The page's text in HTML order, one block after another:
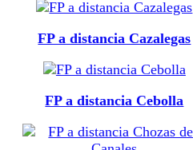
FP a distancia Cazalegas
FP a distancia Cebolla